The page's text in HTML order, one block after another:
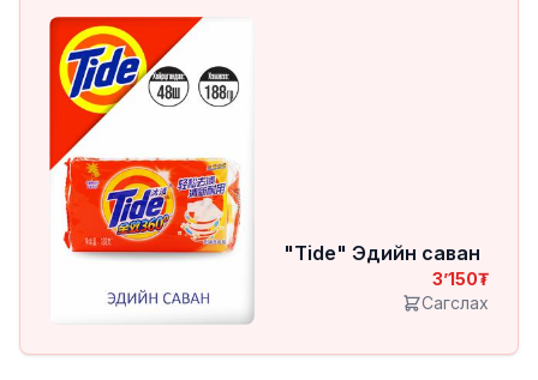
"Tide" Эдийн саван
3’150
Сагслах